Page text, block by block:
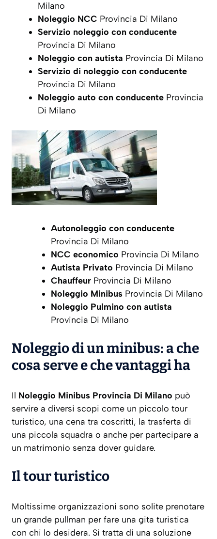
Milano
Noleggio NCC Provincia Di Milano
Servizio noleggio con conducente
Provincia Di Milano
Noleggio con autista Provincia Di Milano
Servizio di noleggio con conducente
Provincia Di Milano
Noleggio auto con conducente Provincia
Di Milano
Autonoleggio con conducente
Provincia Di Milano
NCC economico Provincia Di Milano
Autista Privato Provincia Di Milano
Chauffeur Provincia Di Milano
Noleggio Minibus Provincia Di Milano
Noleggio Pulmino con autista
Provincia Di Milano
Noleggio di un minibus: a che
cosa serve e che vantaggi ha
Il Noleggio Minibus Provincia Di Milano può
servire a diversi scopi come un piccolo tour
turistico, una cena tra coscritti, la trasferta di
una piccola squadra o anche per partecipare a
un matrimonio senza dover guidare.
Il tour turistico
Moltissime organizzazioni sono solite prenotare
un grande pullman per fare una gita turistica
con chi lo desidera. Si tratta di una soluzione